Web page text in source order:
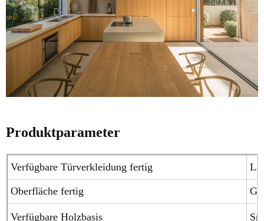
Produktparameter
Verfügbare Türverkleidung fertig
Oberfläche fertig
Verfügbare Holzbasis